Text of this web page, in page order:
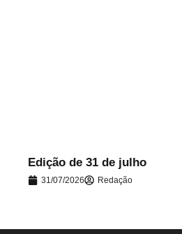
Edição de 31 de julho
31/07/2026 Redação